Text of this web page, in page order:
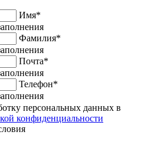
Имя*
Фамилия*
Почта*
Телефон*
персональных данных в
конфиденциальности